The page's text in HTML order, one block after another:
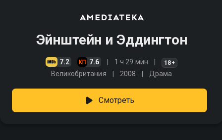
Эйнштейн и Эддингтон
7.2 7.6 1 ч 29 мин 18+
Великобритания 2008 Драма
Смотреть